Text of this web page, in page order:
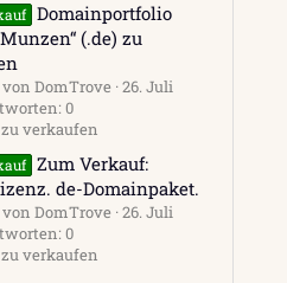
Domainportfolio
(.de) zu
DomTrove 26. Juli
0
verkaufen
Zum Verkauf:
de-Domainpaket.
DomTrove 26. Juli
0
verkaufen